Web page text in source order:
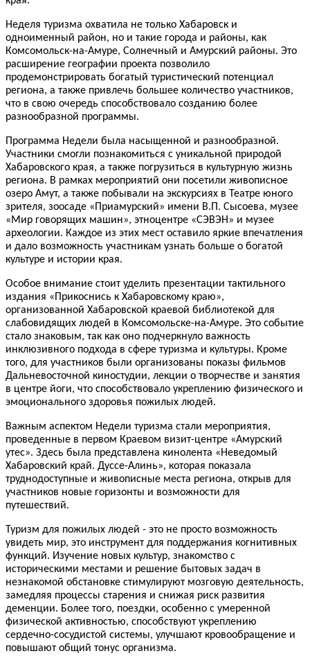
Неделя туризма охватила не только Хабаровск и
одноименный район, но и такие города и районы, как
Комсомольск-на-Амуре, Солнечный и Амурский районы. Это
расширение географии проекта позволило
продемонстрировать богатый туристический потенциал
региона, а также привлечь большее количество участников,
что в свою очередь способствовало созданию более
разнообразной программы.
Программа Недели была насыщенной и разнообразной.
Участники смогли познакомиться с уникальной природой
Хабаровского края, а также погрузиться в культурную жизнь
региона. В рамках мероприятий они посетили живописное
озеро Амут, а также побывали на экскурсиях в Театре юного
зрителя, зоосаде «Приамурский» имени В.П. Сысоева, музее
«Мир говорящих машин», этноцентре «СЭВЭН» и музее
археологии. Каждое из этих мест оставило яркие впечатления
и дало возможность участникам узнать больше о богатой
культуре и истории края.
Особое внимание стоит уделить презентации тактильного
издания «Прикоснись к Хабаровскому краю»,
организованной Хабаровской краевой библиотекой для
слабовидящих людей в Комсомольске-на-Амуре. Это событие
стало знаковым, так как оно подчеркнуло важность
инклюзивного подхода в сфере туризма и культуры. Кроме
того, для участников были организованы показы фильмов
Дальневосточной киностудии, лекции о творчестве и занятия
в центре йоги, что способствовало укреплению физического и
эмоционального здоровья пожилых людей.
Важным аспектом Недели туризма стали мероприятия,
проведенные в первом Краевом визит-центре «Амурский
утес». Здесь была представлена кинолента «Неведомый
Хабаровский край. Дуссе-Алинь», которая показала
труднодоступные и живописные места региона, открыв для
участников новые горизонты и возможности для
путешествий.
Туризм для пожилых людей - это не просто возможность
увидеть мир, это инструмент для поддержания когнитивных
функций. Изучение новых культур, знакомство с
историческими местами и решение бытовых задач в
незнакомой обстановке стимулируют мозговую деятельность,
замедляя процессы старения и снижая риск развития
деменции. Более того, поездки, особенно с умеренной
физической активностью, способствуют укреплению
сердечно-сосудистой системы, улучшают кровообращение и
повышают общий тонус организма.